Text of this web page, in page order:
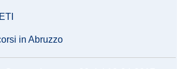
in Abruzzo